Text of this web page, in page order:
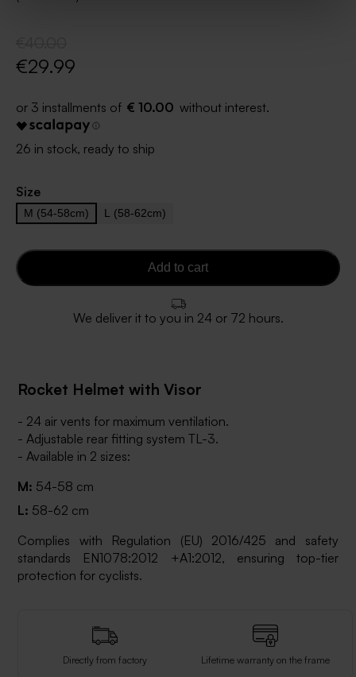
€29.99
€ 10.00
26 in stock, ready to ship
Size
M (54-58cm) L (58-62cm)
Add to cart
We deliver it to you in 24 or 72 hours.
Rocket Helmet with Visor
- 24 air vents for maximum ventilation.
- Adjustable rear fitting system TL-3.
- Available in 2 sizes:
M: 54-58 cm
L: 58-62 cm
Complies with Regulation (EU) 2016/425 and safety
standards EN1078:2012 +A1:2012, ensuring top-tier
protection for cyclists.
Directly from factory Lifetime warranty on the frame